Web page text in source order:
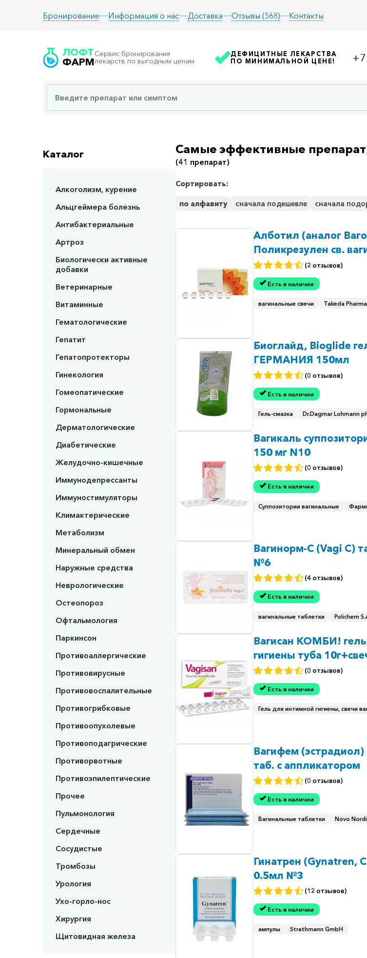
Бронирование Информация о нас Доставка Отзывы (568) Контакты
ЛОФТ
ФАРМ
Сервис бронирования
лекарств по выгодным ценам
ДЕФИЦИТНЫЕ ЛЕКАРСТВА
ПО МИНИМАЛЬНОЙ ЦЕНЕ!
Каталог
Алкоголизм, курение
Альцгеймера болезнь
Антибактериальные
Артроз
Биологически активные
добавки
Ветеринарные
Витаминные
Гематологические
Гепатит
Гепатопротекторы
Гинекология
Гомеопатические
Гормональные
Дерматологические
Диабетические
Желудочно-кишечные
Иммунодепрессанты
Иммуностимуляторы
Климактерические
Метаболизм
Минеральный обмен
Наружные средства
Неврологические
Остеопороз
Офтальмология
Паркинсон
Противоаллергические
Противовирусные
Противовоспалительные
Противогрибковые
Противоопухолевые
Противоподагрические
Противорвотные
Противоэпилептические
Прочее
Пульмонология
Сердечные
Сосудистые
Тромбозы
Урология
Ухо-горло-нос
Хирургия
Щитовидная железа
Самые эффективные
(41 препарат)
Сортировать:
по алфавиту сначала подешевле сначала
Алботил (аналог
Поликрезулен св.
(2 отзывов)
Есть в наличии
вагинальные свечи Takeda
Биоглайд, Bioglide
ГЕРМАНИЯ 150мл
(0 отзывов)
Есть в наличии
Гель-смазка Dr.Dagmar Lohmann
Вагикаль
150 мг N10
(0 отзывов)
Есть в наличии
Суппозитории вагинальные
Вагинорм-С (Vagi C)
№6
(4 отзывов)
Есть в наличии
вагинальные таблетки Polichem
Вагисан КОМБИ!
гигиены туба
(0 отзывов)
Есть в наличии
Гель для интимной гигиены, свечи
Вагифем
таб. с аппликатором
(0 отзывов)
Есть в наличии
Вагинальные таблетки Novo
Гинатрен (Gynatren,
0.5мл №3
(12 отзывов)
Есть в наличии
ампулы Strathmann GmbH